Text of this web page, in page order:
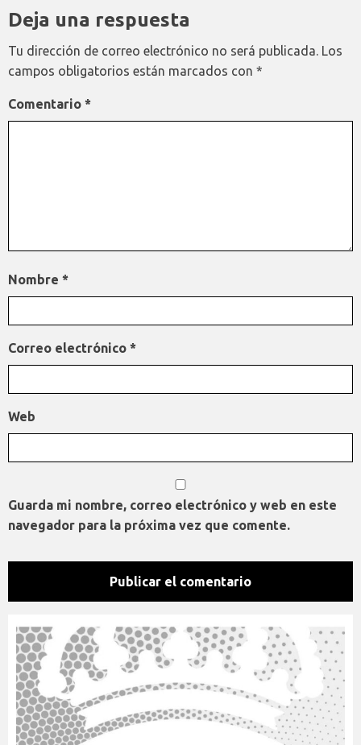
Deja una respuesta
Tu dirección de correo electrónico no será publicada. Los
campos obligatorios están marcados con *
Comentario *
Nombre *
Correo electrónico *
Web
Guarda mi nombre, correo electrónico y web en este
navegador para la próxima vez que comente.